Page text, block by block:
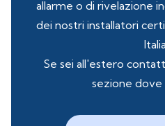
allarme o di rivelazione
dei nostri installatori
Se sei all'estero
sezione dove